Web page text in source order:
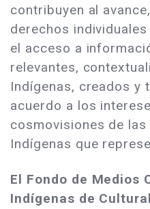
contribuyen al
derechos
el acceso a
relevantes,
Indígenas, creados y
acuerdo a los
cosmovisiones de
Indígenas que
El Fondo de Medios
Indígenas de